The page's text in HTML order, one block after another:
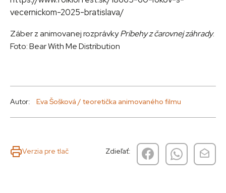
vecernickom-2025-bratislava/
Záber z animovanej rozprávkyPríbehy z čarovnej záhrady.
Foto:BearWithMeDistribution
Autor: Eva Šošková / teoretička animovaného filmu
Verzia pre tlač Zdieľať: